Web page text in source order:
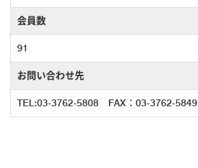
会員数
91
お問い合わせ先
TEL:03-3762-5808 FAX：03-3762-5849